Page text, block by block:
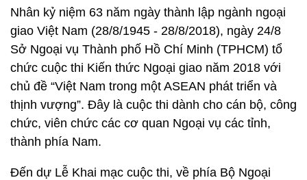
Nhân kỷ niệm 63 năm ngày thành lập ngành ngoại
giao Việt Nam (28/8/1945 - 28/8/2018), ngày 24/8
Sở Ngoại vụ Thành phố Hồ Chí Minh (TPHCM) tổ
chức cuộc thi Kiến thức Ngoại giao năm 2018 với
chủ đề “Việt Nam trong một ASEAN phát triển và
thịnh vượng”. Đây là cuộc thi dành cho cán bộ, công
chức, viên chức các cơ quan Ngoại vụ các tỉnh,
thành phía Nam.
Đến dự Lễ Khai mạc cuộc thi, về phía Bộ Ngoại